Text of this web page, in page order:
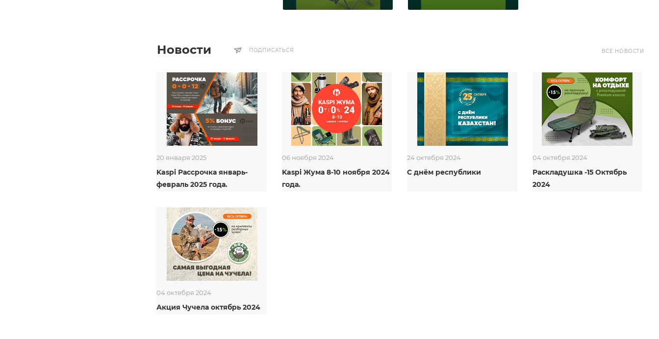
Новости ПОДПИСАТЬСЯ ВСЕ НОВОСТИ
20 января 2025
Kaspi Рассрочка январь-
февраль 2025 года.
06 ноября 2024
Kaspi Жума 8-10 ноября 2024
года.
24 октября 2024
С днём республики
04 октября 2024
Раскладушка -15 Октябрь
2024
04 октября 2024
Акция Чучела октябрь 2024